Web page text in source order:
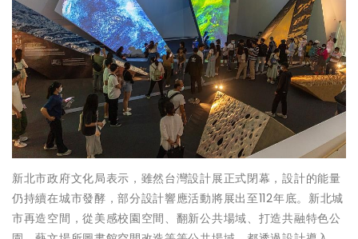
新北市政府文化局表示，雖然台灣設計展正式閉幕，設計的能量
仍持續在城市發酵，部分設計響應活動將展出至112年底。新北城
市再造空間，從美感校園空間、翻新公共場域、打造共融特色公